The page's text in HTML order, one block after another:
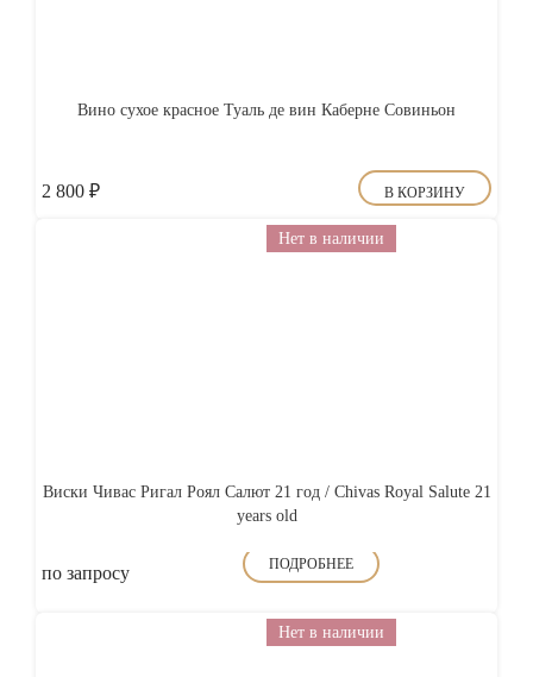
Вино сухое красное Туаль де вин Каберне Совиньон
2 800 ₽ В КОРЗИНУ
Нет в наличии
Виски Чивас Ригал Роял Салют 21 год / Chivas Royal Salute 21
years old
по запросу ПОДРОБНЕЕ
Нет в наличии